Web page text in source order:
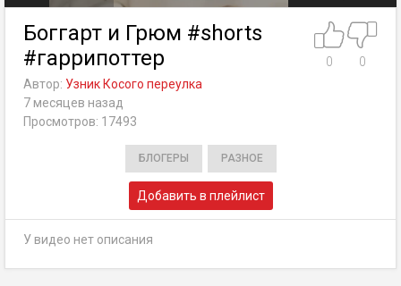
Боггарт и Грюм #shorts
#гаррипоттер
0
0
Автор: Узник Косого переулка
7 месяцев назад
Просмотров: 17493
БЛОГЕРЫ РАЗНОЕ
Добавить в плейлист
У видео нет описания